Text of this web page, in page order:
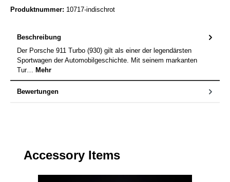
Produktnummer: 10717-indischrot
Beschreibung
Der Porsche 911 Turbo (930) gilt als einer der legendärsten
Sportwagen der Automobilgeschichte. Mit seinem markanten
Tur…
Mehr
Bewertungen
Produktgalerie überspringen
Accessory Items